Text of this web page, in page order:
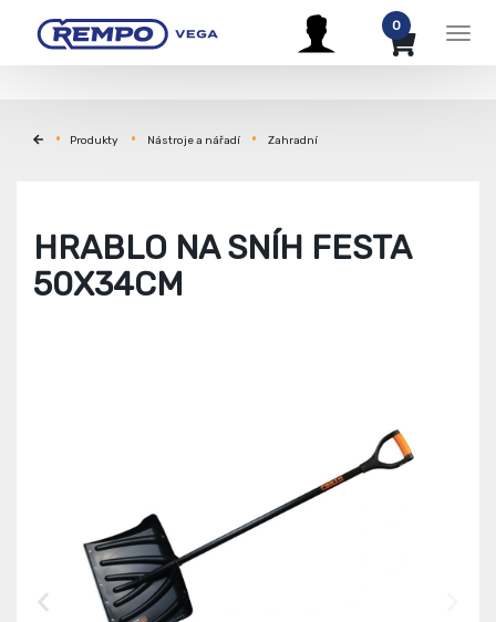
0
Produkty Nástroje a nářadí Zahradní
HRABLO NA SNÍH FESTA
50X34CM